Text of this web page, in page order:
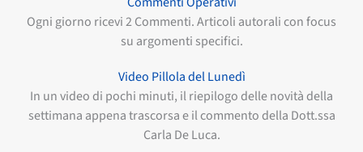
Ogni giorno ricevi 2 Commenti. Articoli autorali con focus
su argomenti specifici.
Video Pillola del Lunedì
In un video di pochi minuti, il riepilogo delle novità della
settimana appena trascorsa e il commento della Dott.ssa
Carla De Luca.